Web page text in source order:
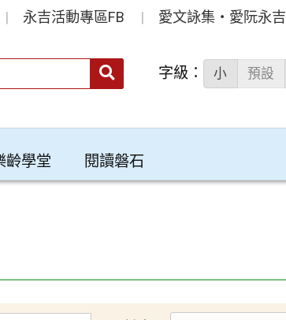
永吉活動專區FB 愛文詠集‧愛阮永吉
送出 字級： 小 預設
齡學堂 閱讀磐石